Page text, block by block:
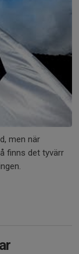
men när
finns det tyvärr